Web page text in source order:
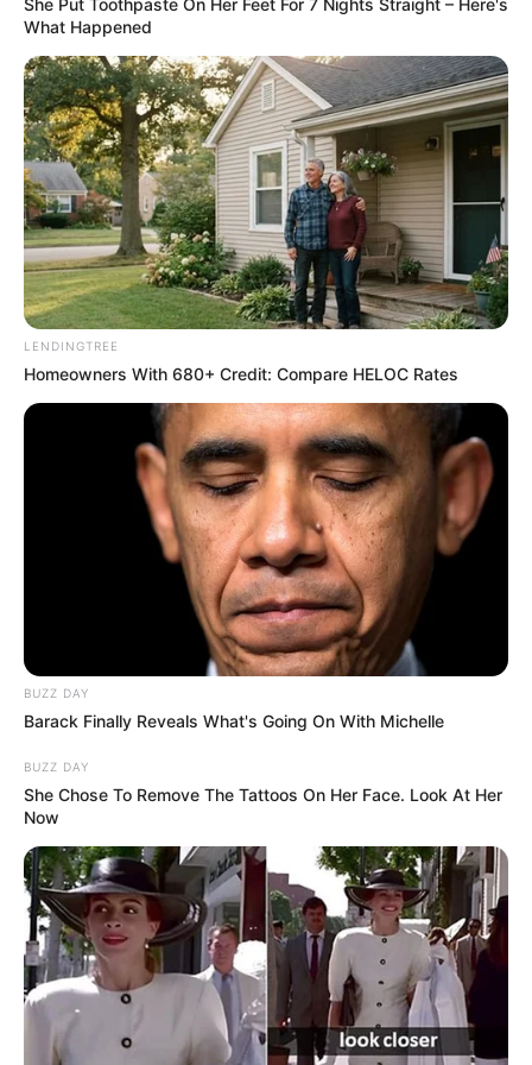
-G
💠 Tempo mínimo de serviço exigido para aposentadoria;
💠 Critérios para concessão de aposentadorias especiais.
📢Repercussão e expectativas
A revisão da Reforma da Previdência gera grande expectativa
entre trabalhadores, sindicatos e especialistas. De um lado, há
preocupação com o
impacto fiscalque mudanças podem trazer
para os cofres públicos.
cresce a pressão por maior proteção sociale pela
correção de injustiças que afetaram categorias específicas, como
profissionais expostos a condições insalubres.
Impacto esperado para trabalhadores e servidores
Caso o STF altere pontos
podem incluir:
💠 Ampliação do acesso à aposentadoria especial;
💠 Redução do tempo mínimo de contribuição exigido;
She Put Toothpaste On Her Feet For 7 Nights Straight – Here's
What Happened
LENDINGTREE
Homeowners With 680+ Credit: Compare HELOC Rates
BUZZ DAY
Barack Finally Reveals What's Going On With Michelle
BUZZ DAY
She Chose To Remove The Tattoos On Her Face. Look At Her
Now